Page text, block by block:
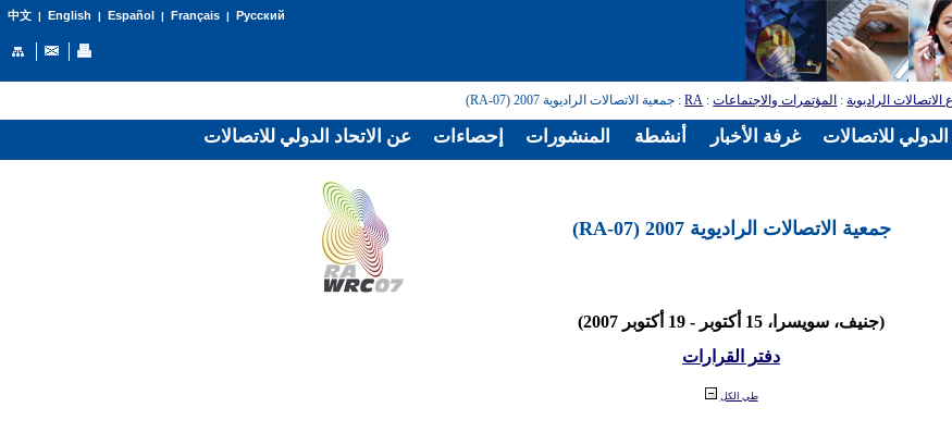
中文| English | Español | Français| Русский
الاتصالات الراديوية: المؤتمرات والاجتماعات:
RA: جمعية الاتصالات الراديوية 2007 (RA-07)
جمعية الاتصالات الراديوية 2007 (RA-07)
(جنيف، سويسرا، 15 أكتوبر - 19 أكتوبر 2007)
دفتر القرارات
طي الكل
عن الاتحاد الدولي للاتصالات إحصاءات المنشورات أنشطة غرفة الأخبار للاتصالات